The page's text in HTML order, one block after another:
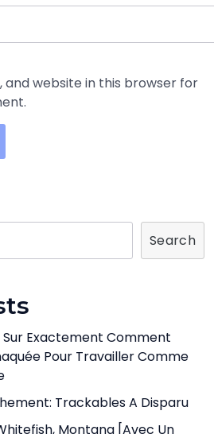
and website in this browser for
Search
Sur Exactement Comment
Pour Travailler Comme
Trackables A Disparu
Montana [avec Un